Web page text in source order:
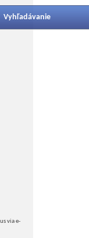
Vyhľadávanie
via e-